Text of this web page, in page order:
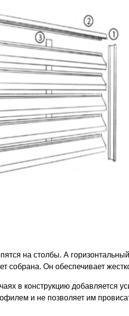
на столбы. А
собрана. Он обеспечивает
в конструкцию добавляется
и не позволяет им